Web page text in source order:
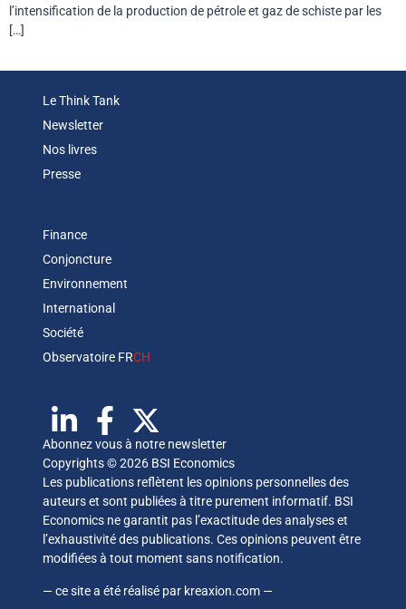
l’intensification de la production de pétrole et gaz de schiste par les
[…]
Le Think Tank
Newsletter
Nos livres
Presse
Finance
Conjoncture
Environnement
International
Société
Observatoire FRCH
Abonnez vous à notre newsletter
Copyrights © 2026 BSI Economics
Les publications reflètent les opinions personnelles des
auteurs et sont publiées à titre purement informatif. BSI
Economics ne garantit pas l’exactitude des analyses et
l’exhaustivité des publications. Ces opinions peuvent être
modifiées à tout moment sans notification.
— ce site a été réalisé par kreaxion.com —